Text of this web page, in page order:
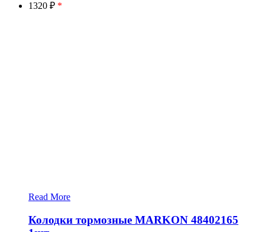
1320 ₽ *
Read More
Колодки тормозные MARKON 48402165